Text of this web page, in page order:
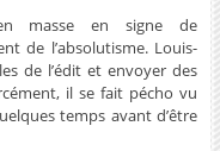
en masse en signe de
de l’absolutisme. Louis-
de l’édit et envoyer des
il se fait pécho vu
temps avant d’être